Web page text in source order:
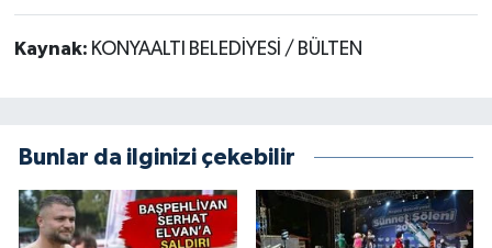
Kaynak: KONYAALTI BELEDİYESİ / BÜLTEN
Bunlar da ilginizi çekebilir